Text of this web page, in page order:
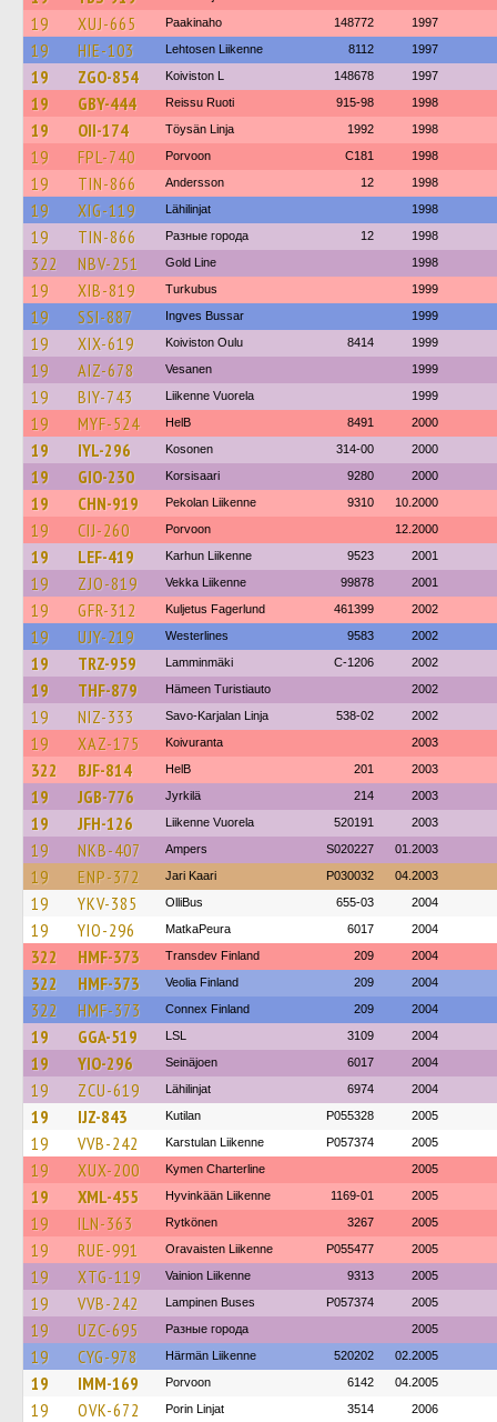
19 XUJ-665 Paakinaho 148772 1997
19 HIE-103 Lehtosen Liikenne 8112 1997
19 ZGO-854 Koiviston L 148678 1997
19 GBY-444 Reissu Ruoti 915-98 1998
19 OII-174 Töysän Linja 1992 1998
19 FPL-740 Porvoon C181 1998
19 TIN-866 Andersson 12 1998
19 XIG-119 Lähilinjat 1998
19 TIN-866 Разные города 12 1998
322 NBV-251 Gold Line 1998
19 XIB-819 Turkubus 1999
19 SSI-887 Ingves Bussar 1999
19 XIX-619 Koiviston Oulu 8414 1999
19 AIZ-678 Vesanen 1999
19 BIY-743 Liikenne Vuorela 1999
19 MYF-524 HelB 8491 2000
19 IYL-296 Kosonen 314-00 2000
19 GIO-230 Korsisaari 9280 2000
19 CHN-919 Pekolan Liikenne 9310 10.2000
19 CIJ-260 Porvoon 12.2000
19 LEF-419 Karhun Liikenne 9523 2001
19 ZJO-819 Vekka Liikenne 99878 2001
19 GFR-312 Kuljetus Fagerlund 461399 2002
19 UJY-219 Westerlines 9583 2002
19 TRZ-959 Lamminmäki C-1206 2002
19 THF-879 Hämeen Turistiauto 2002
19 NIZ-333 Savo-Karjalan Linja 538-02 2002
19 XAZ-175 Koivuranta 2003
322 BJF-814 HelB 201 2003
19 JGB-776 Jyrkilä 214 2003
19 JFH-126 Liikenne Vuorela 520191 2003
19 NKB-407 Ampers S020227 01.2003
19 ENP-372 Jari Kaari P030032 04.2003
19 YKV-385 OlliBus 655-03 2004
19 YIO-296 MatkaPeura 6017 2004
322 HMF-373 Transdev Finland 209 2004
322 HMF-373 Veolia Finland 209 2004
322 HMF-373 Connex Finland 209 2004
19 GGA-519 LSL 3109 2004
19 YIO-296 Seinäjoen 6017 2004
19 ZCU-619 Lähilinjat 6974 2004
19 IJZ-843 Kutilan P055328 2005
19 VVB-242 Karstulan Liikenne P057374 2005
19 XUX-200 Kymen Charterline 2005
19 XML-455 Hyvinkään Liikenne 1169-01 2005
19 ILN-363 Rytkönen 3267 2005
19 RUE-991 Oravaisten Liikenne P055477 2005
19 XTG-119 Vainion Liikenne 9313 2005
19 VVB-242 Lampinen Buses P057374 2005
19 UZC-695 Разные города 2005
19 CYG-978 Härmän Liikenne 520202 02.2005
19 IMM-169 Porvoon 6142 04.2005
19 OVK-672 Porin Linjat 3514 2006